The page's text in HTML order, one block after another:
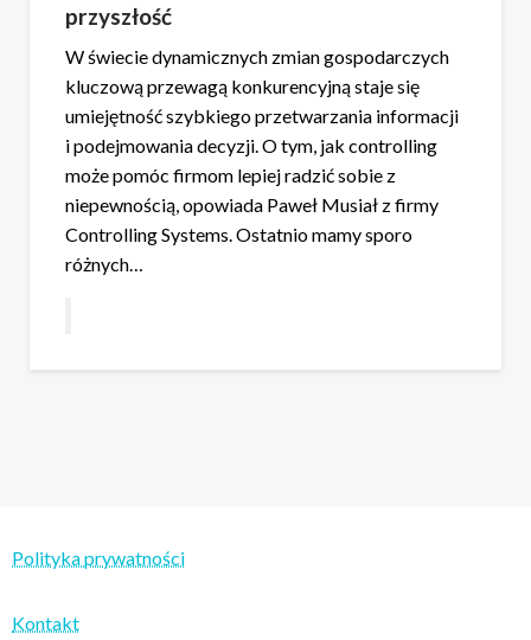
przyszłość
W świecie dynamicznych zmian gospodarczych
kluczową przewagą konkurencyjną staje się
umiejętność szybkiego przetwarzania informacji
i podejmowania decyzji. O tym, jak controlling
może pomóc firmom lepiej radzić sobie z
niepewnością, opowiada Paweł Musiał z firmy
Controlling Systems. Ostatnio mamy sporo
różnych…
Polityka prywatności
Kontakt